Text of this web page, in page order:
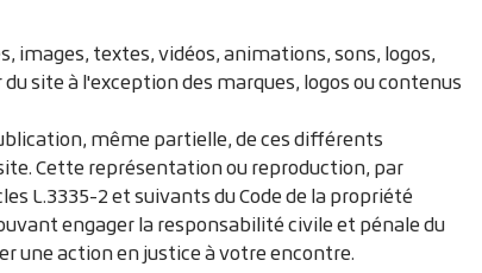
textes, vidéos, animations, sons, logos,
site à l'exception des marques, logos ou contenus
même partielle, de ces différents
Cette représentation ou reproduction, par
L.3335-2 et suivants du Code de la propriété
engager la responsabilité civile et pénale du
une action en justice à votre encontre.